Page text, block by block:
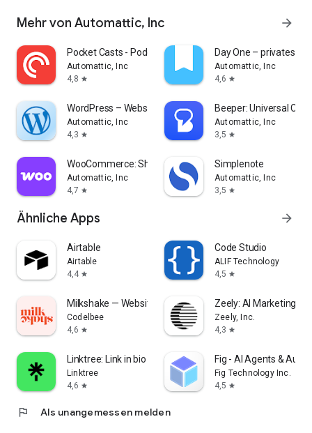
Mehr von Automattic, Inc arrow_forward
Pocket Casts - Podcast App
Automattic, Inc
4,8 star
Day One – privates
Automattic, Inc
4,6 star
WordPress – Website-Builder
Automattic, Inc
4,3 star
Beeper: Universal Chat
Automattic, Inc
3,5 star
WooCommerce: Shop & POS
Automattic, Inc
4,7 star
Simplenote
Automattic, Inc
3,5 star
Ähnliche Apps arrow_forward
Airtable
Airtable
4,4 star
Code Studio
ALIF Technology
4,5 star
Milkshake — Website Builder
Codelbee
4,6 star
Zeely: AI Marketing
Zeely, Inc.
4,3 star
Linktree: Link in bio creator
Linktree
4,6 star
Fig - AI Agents &
Fig Technology Inc.
4,5 star
flag Als unangemessen melden